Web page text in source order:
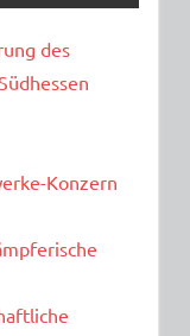
des
Konzern